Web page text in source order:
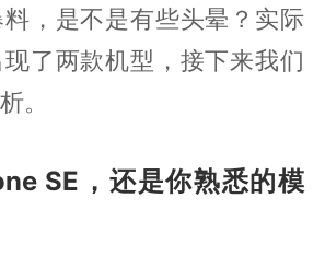
，是不是有些头晕？实际
现了两款机型，接下来我们
。
SE，还是你熟悉的模